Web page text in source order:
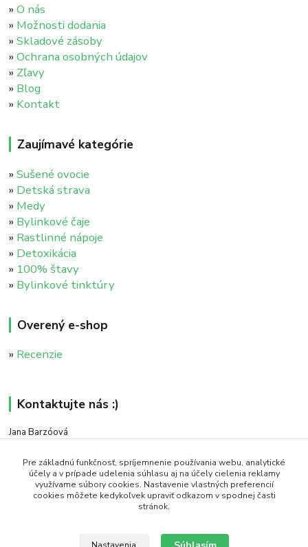
»O nás
» Možnosti dodania
»Skladové zásoby
»Ochrana osobných údajov
» Zľavy
» Blog
» Kontakt
Zaujímavé kategórie
»Sušené ovocie
» Detská strava
» Medy
» Bylinkové čaje
» Rastlinné nápoje
» Detoxikácia
» 100% štavy
» Bylinkové tinktúry
Overený e-shop
» Recenzie
Kontaktujte nás :)
Jana Barzóová
(PO - PIA, 8:00 - 18:00)
objednavky@naturaj.sk
Pre základnú funkčnosť, spríjemnenie používania webu, analytické
účely a v prípade udelenia súhlasu aj na účely cielenia reklamy
využívame súbory cookies. Nastavenie vlastných preferencií
cookies môžete kedykoľvek upraviť odkazom v spodnej časti
stránok.